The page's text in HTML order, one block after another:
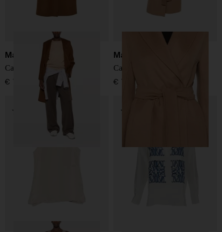
Max Mara
Cappotto in lana
€ 759,00
Max Mara
Cappotto in lana
€ 759,00